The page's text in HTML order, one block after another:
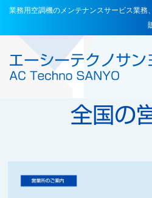
業務用空調機のメンテナンスサービス業務
全国の